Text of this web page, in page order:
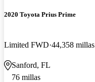
2020 Toyota Prius Prime
Limited FWD 44,358 millas
Sanford, FL
76 millas